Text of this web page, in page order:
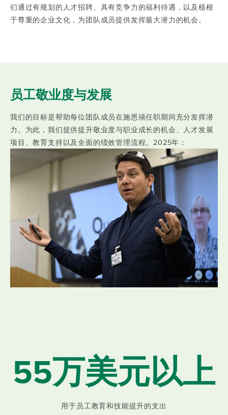
们通过有规划的人才招聘、具有竞争力的福利待遇，以及植根
于尊重的企业文化，为团队成员提供发挥最大潜力的机会。
员工敬业度与发展
我们的目标是帮助每位团队成员在施恩禧任职期间充分发挥潜
力。为此，我们提供提升敬业度与职业成长的机会、人才发展
项目、教育支持以及全面的绩效管理流程。2025年：
55万美元以上
用于员工教育和技能提升的支出